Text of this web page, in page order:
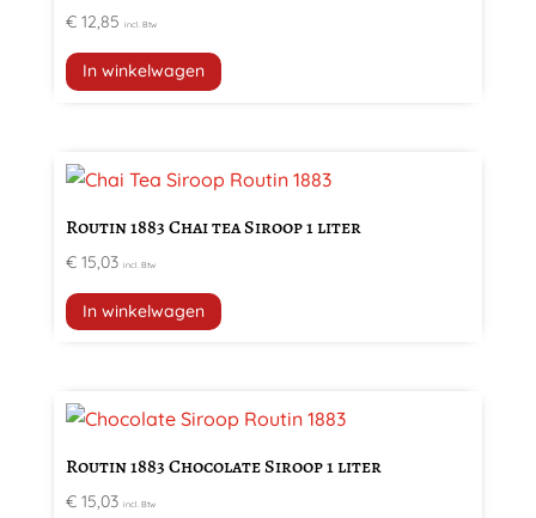
€12,85 incl. Btw
In winkelwagen
Routin 1883 Chai tea Siroop 1 liter
€15,03 incl. Btw
In winkelwagen
Routin 1883 Chocolate Siroop 1 liter
€15,03 incl. Btw